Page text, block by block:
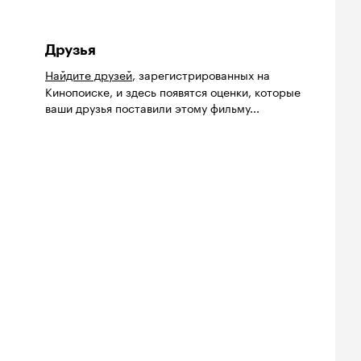
Друзья
Найдите друзей, зарегистрированных на
Кинопоиске, и здесь появятся оценки, которые
ваши друзья поставили этому фильму...